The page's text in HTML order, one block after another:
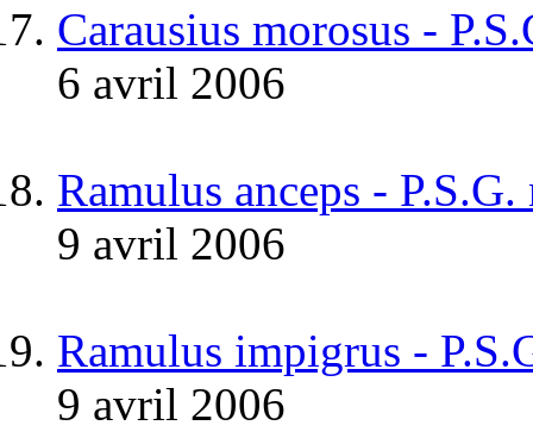
Carausius morosus -
6 avril 2006
Ramulus anceps - P.S.G.
9 avril 2006
Ramulus impigrus -
9 avril 2006